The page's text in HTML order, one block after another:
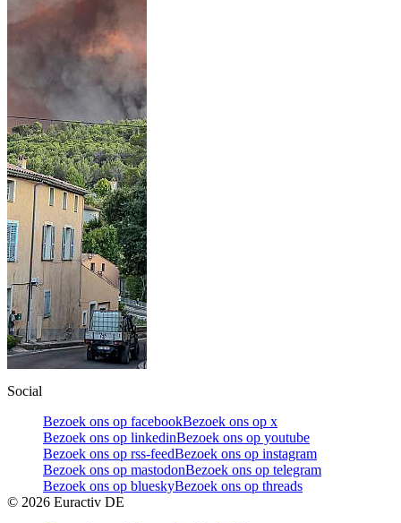
Social
Bezoek ons op facebookBezoek ons op x
Bezoek ons op linkedinBezoek ons op youtube
Bezoek ons op rss-feedBezoek ons op instagram
Bezoek ons op mastodonBezoek ons op telegram
Bezoek ons op blueskyBezoek ons op threads
© 2026 Euractiv DE